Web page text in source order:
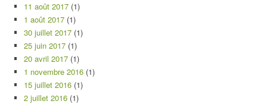
11 août 2017 (1)
1 août 2017 (1)
30 juillet 2017 (1)
25 juin 2017 (1)
20 avril 2017 (1)
1 novembre 2016 (1)
15 juillet 2016 (1)
2 juillet 2016 (1)